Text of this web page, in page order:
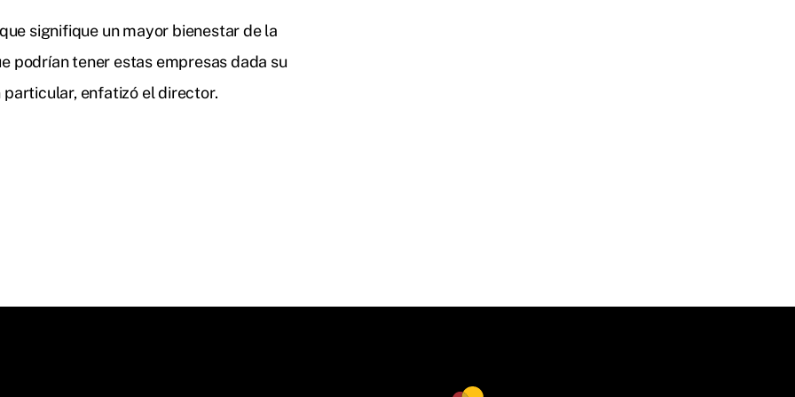
signifique un mayor bienestar de la
podrían tener estas empresas dada su
particular, enfatizó el director.